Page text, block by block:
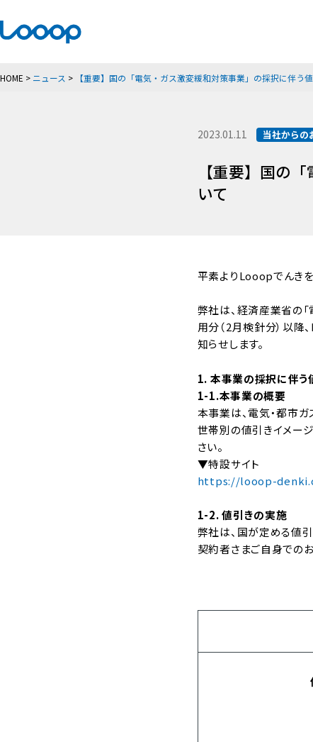
HOME > ニュース > 【重要】国の「電気・ガス激変緩和対策事業」の採択に伴う
2023.01.11 当社からの
【重要】国の
いて
平素よりLooopでんきを
弊社は、経済産業省の「
用分（2月検針分）以
知らせします。
1. 本事業の採択に伴う
1-1.本事業の概要
本事業は、電気・都市
世帯別の値引きイメー
さい。
▼特設サイト
https://looop-
1-2. 値引きの実施
弊社は、国が定める値
契約者さまご自身での